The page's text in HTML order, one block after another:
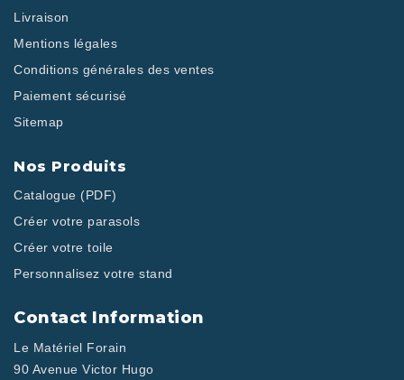
Livraison
Mentions légales
Conditions générales des ventes
Paiement sécurisé
Sitemap
Nos Produits
Catalogue (PDF)
Créer votre parasols
Créer votre toile
Personnalisez votre stand
Contact Information
Le Matériel Forain
90 Avenue Victor Hugo